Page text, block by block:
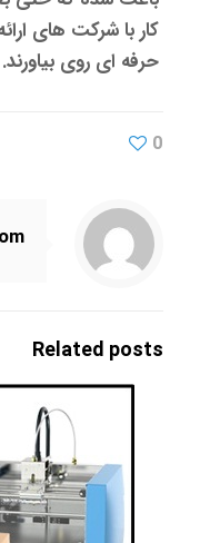
کار با شرکت های
حرفه ای روی بیاورند.
0
Related posts